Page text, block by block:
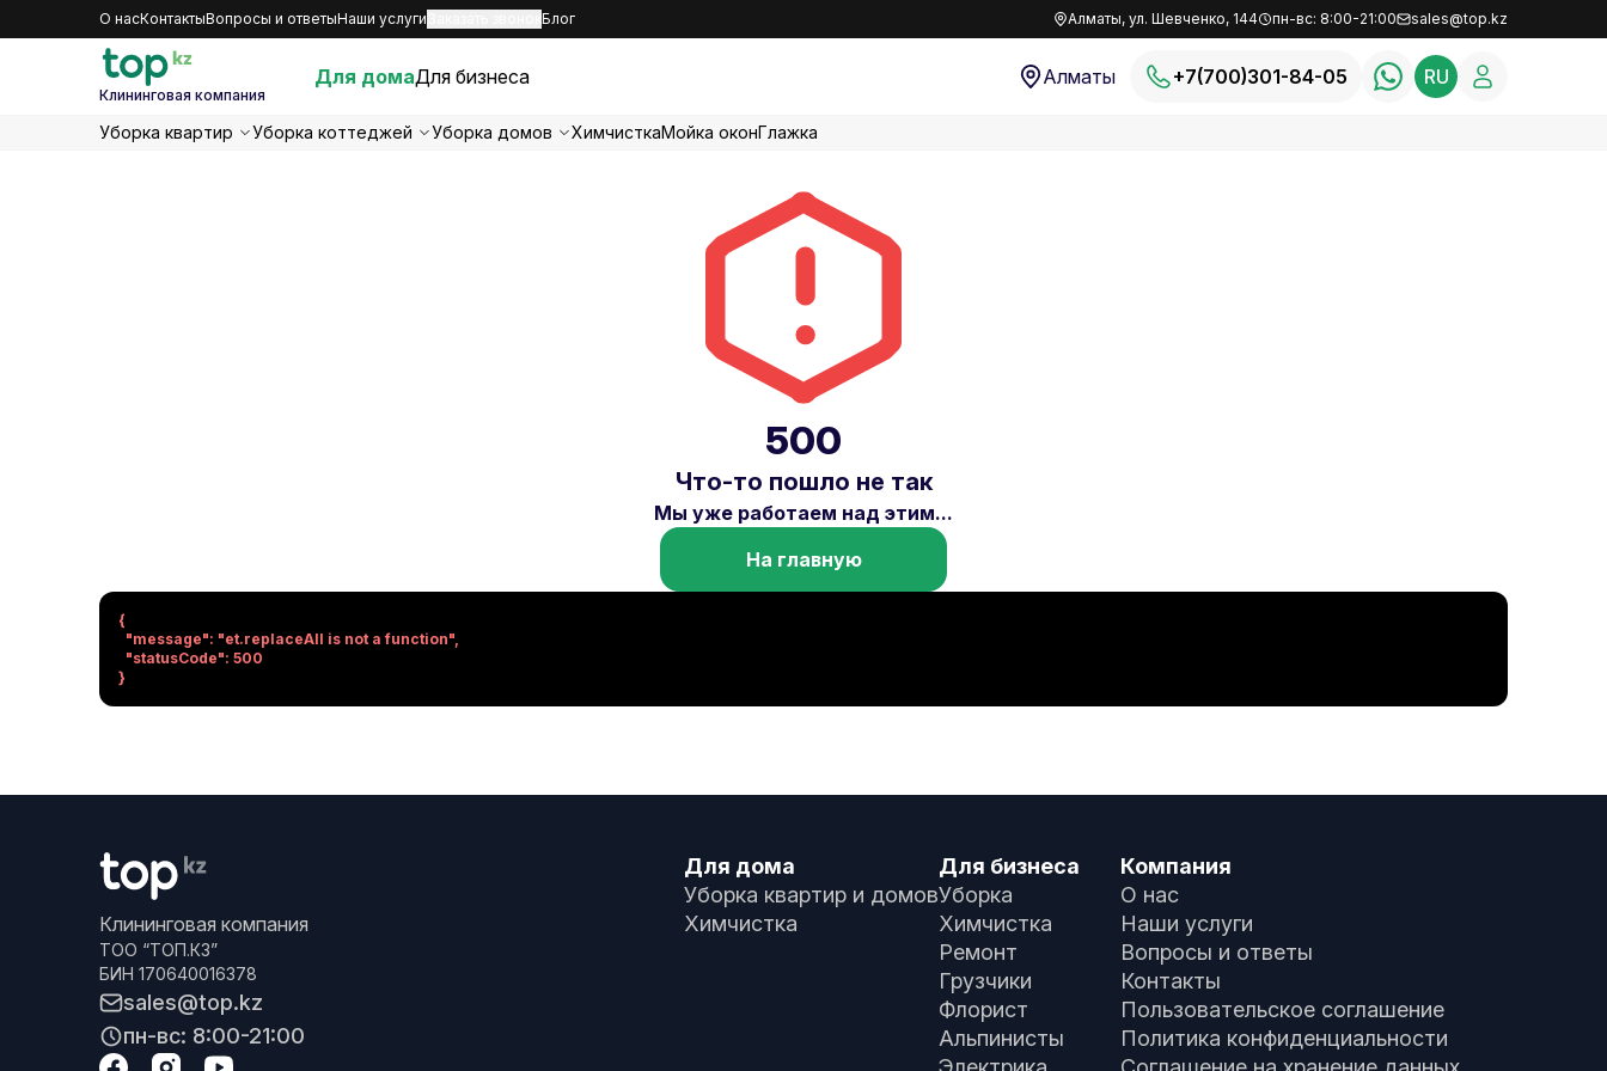
О насКонтактыВопросы и ответыНаши услуги Блог Алматы, ул. Шевченко, 144 пн-вс: 8:00-21:00 sales@top.kz
Клининговая компания
Для домаДля бизнеса Алматы +7(700)301-84-05 RU
Уборка квартир Уборка коттеджей Уборка домов ХимчисткаМойка оконГлажка
500
Что-то пошло не так
Мы уже работаем над этим...
На главную
{
}
Клининговая компания
ТОО “ТОП.КЗ”
БИН 170640016378
sales@top.kz
пн-вс: 8:00-21:00
Для дома
Уборка квартир и домов
Химчистка
Для бизнеса
Уборка
Химчистка
Ремонт
Грузчики
Флорист
Альпинисты
Компания
О нас
Наши услуги
Вопросы и ответы
Контакты
Пользовательское соглашение
Политика конфиденциальности